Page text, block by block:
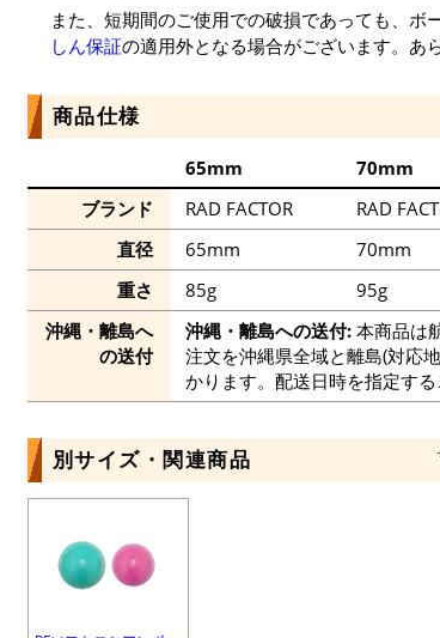
また、短期間のご使用での破損であっても、
しん保証の適用外となる場合がございます。あ
商品仕様
65mm
ブランド
RAD FACTOR
直径
65mm
重さ
85g
沖縄・離島へ
の送付
沖縄・離島への送付:本商品は
注文を沖縄県全域と離島(対応
かります。配送日時を指定する
70mm
RAD
70mm
95g
別サイズ・関連商品